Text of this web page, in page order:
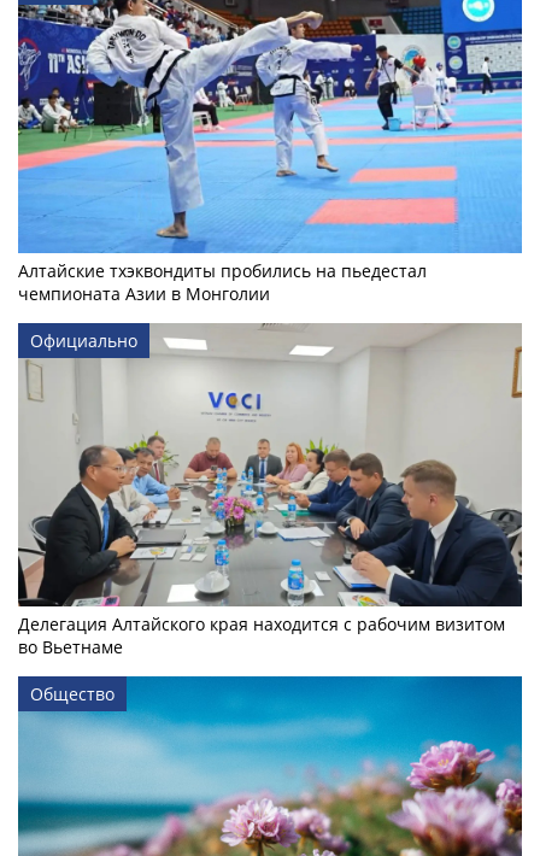
Алтайские тхэквондиты пробились на пьедестал
чемпионата Азии в Монголии
Официально
Делегация Алтайского края находится с рабочим визитом
во Вьетнаме
Общество